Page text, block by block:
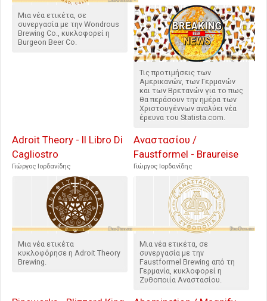
Μια νέα ετικέτα, σε
συνεργασία με την Wondrous
Brewing Co., κυκλοφορεί η
Burgeon Beer Co.
Τις προτιμήσεις των
Αμερικανών, των Γερμανών
και των Βρετανών για το πως
θα περάσουν την ημέρα των
Χριστουγέννων αναλύει νέα
έρευνα του Statista.com.
Adroit Theory - Il Libro Di
Cagliostro
Γιώργος Ιορδανίδης
Μια νέα ετικέτα
κυκλοφόρησε η Adroit Theory
Brewing.
Αναστασίου /
Faustformel - Braureise
Γιώργος Ιορδανίδης
Μια νέα ετικέτα, σε
συνεργασία με την
Faustformel Brewing από τη
Γερμανία, κυκλοφορεί η
Ζυθοποιία Αναστασίου.